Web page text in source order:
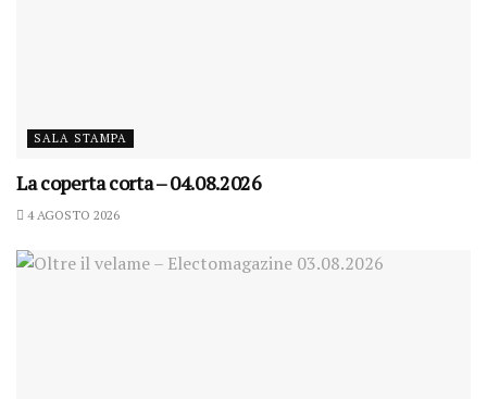
SALA STAMPA
La coperta corta – 04.08.2026
4 AGOSTO 2026